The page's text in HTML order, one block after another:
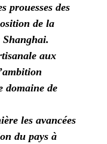
prouesses des
de la
aux
domaine de
les avancées
du pays à